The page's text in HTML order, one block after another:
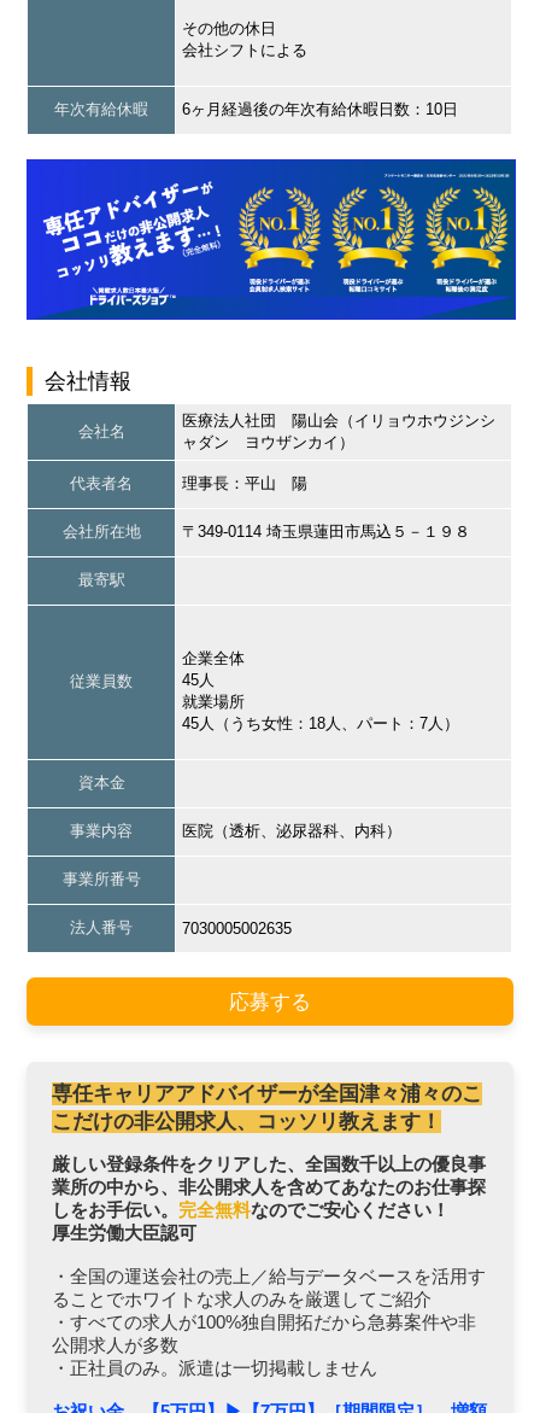
その他の休日
会社シフトによる
年次有給休暇 6ヶ月経過後の年次有給休暇日数：10日
会社情報
会社名
医療法人社団 陽山会（イリョウホウジンシ
ャダン ヨウザンカイ）
代表者名 理事長：平山 陽
会社所在地 〒349-0114 埼玉県蓮田市馬込５－１９８
最寄駅
従業員数
企業全体
45人
就業場所
45人（うち女性：18人、パート：7人）
資本金
事業内容 医院（透析、泌尿器科、内科）
事業所番号
法人番号 7030005002635
応募する
専任キャリアアドバイザーが全国津々浦々のこ
こだけの非公開求人、コッソリ教えます！
厳しい登録条件をクリアした、全国数千以上の優良事
業所の中から、非公開求人を含めてあなたのお仕事探
しをお手伝い。 完全無料なのでご安心ください！
厚生労働大臣認可
・全国の運送会社の売上／給与データベースを活用す
ることでホワイトな求人のみを厳選してご紹介
・すべての求人が100%独自開拓だから急募案件や非
公開求人が多数
・正社員のみ。派遣は一切掲載しません